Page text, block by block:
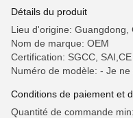
Détails du produit
Lieu d'origine: Guangdong,
Nom de marque: OEM
Certification: SGCC, SAI,CE
Numéro de modèle: - Je ne
Conditions de paiement et
Quantité de commande